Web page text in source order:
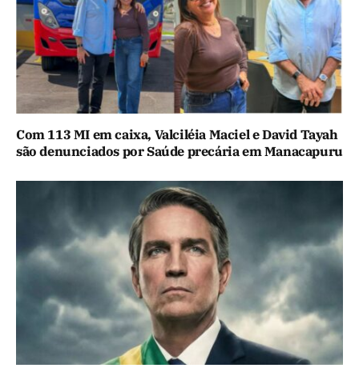
Com 113 MI em caixa, Valciléia Maciel e David Tayah
são denunciados por Saúde precária em Manacapuru